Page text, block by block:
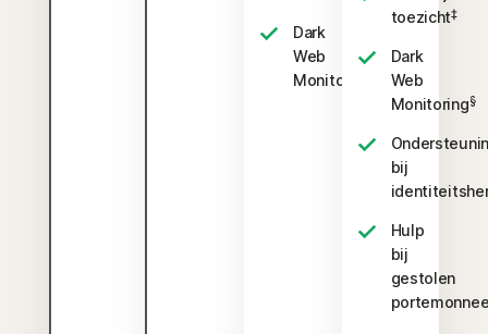
Dark
Web
Monitoring
toezicht‡
Dark
Web
Monitoring§
bij
Hulp
bij
gestolen